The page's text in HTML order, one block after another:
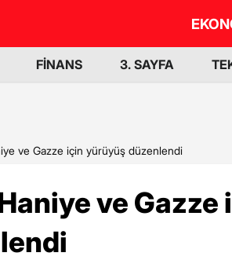
FİNANS 3. SAYFA
ve Gazze için yürüyüş düzenlendi
ve Gazze